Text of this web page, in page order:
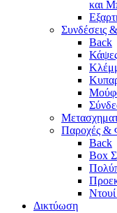
και
Συνδέσεις
Back
Παροχές &
Back
Box
Δικτύωση